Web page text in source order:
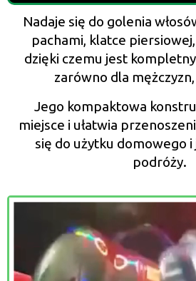
Nadaje się do golenia
pachami, klatce
dzięki czemu jest
zarówno dla
Jego kompaktowa
miejsce i ułatwia
się do użytku domowego i
podróży.